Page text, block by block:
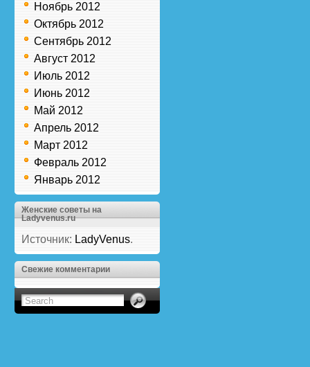
Ноябрь 2012
Октябрь 2012
Сентябрь 2012
Август 2012
Июль 2012
Июнь 2012
Май 2012
Апрель 2012
Март 2012
Февраль 2012
Январь 2012
Женские советы на
Ladyvenus.ru
Источник: LadyVenus.
Свежие комментарии